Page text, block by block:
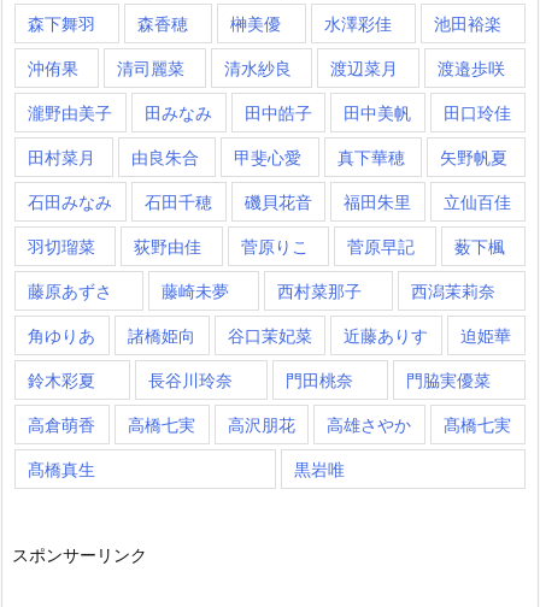
森下舞羽 森香穂 榊美優 水澤彩佳 池田裕楽
沖侑果 清司麗菜 清水紗良 渡辺菜月 渡邉歩咲
瀧野由美子 田みなみ 田中皓子 田中美帆 田口玲佳
田村菜月 由良朱合 甲斐心愛 真下華穂 矢野帆夏
石田みなみ 石田千穂 磯貝花音 福田朱里 立仙百佳
羽切瑠菜 荻野由佳 菅原りこ 菅原早記 薮下楓
藤原あずさ 藤崎未夢 西村菜那子 西潟茉莉奈
角ゆりあ 諸橋姫向 谷口茉妃菜 近藤ありす 迫姫華
鈴木彩夏 長谷川玲奈 門田桃奈 門脇実優菜
高倉萌香 高橋七実 高沢朋花 高雄さやか 髙橋七実
髙橋真生 黒岩唯
スポンサーリンク